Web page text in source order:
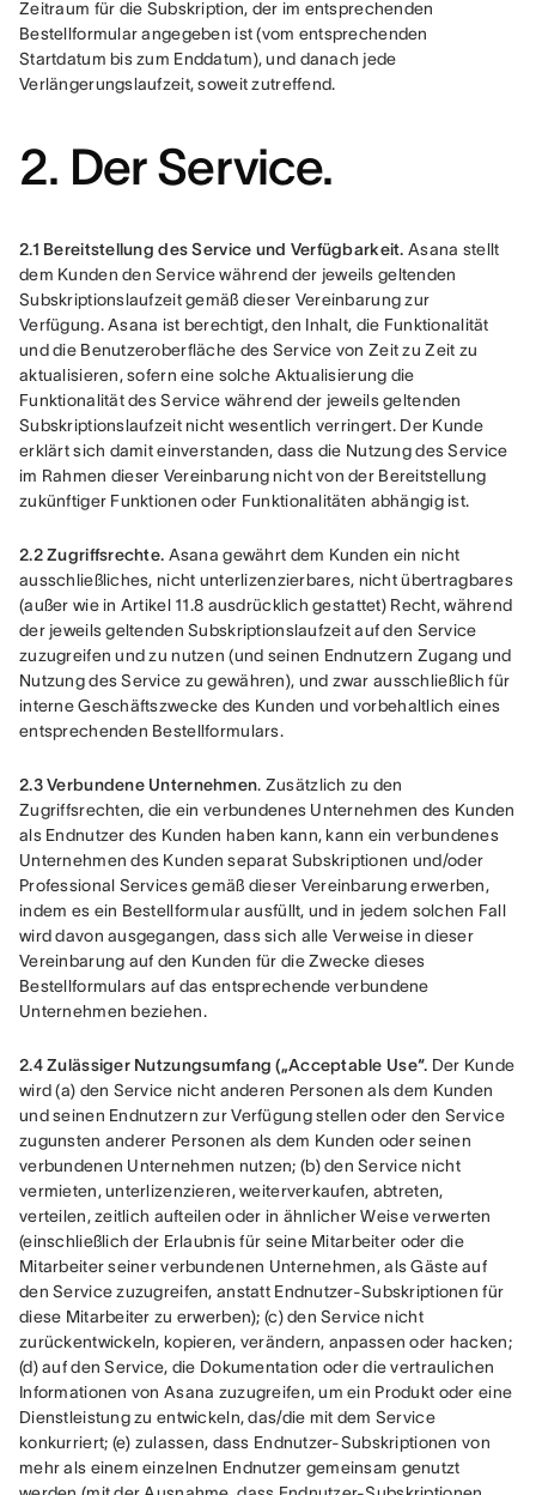
Zeitraum für die Subskription, der im entsprechenden
Bestellformular angegeben ist (vom entsprechenden
Startdatum bis zum Enddatum), und danach jede
Verlängerungslaufzeit, soweit zutreffend.
2. Der Service.
2.1 Bereitstellung des Service und Verfügbarkeit. Asana stellt
dem Kunden den Service während der jeweils geltenden
Subskriptionslaufzeit gemäß dieser Vereinbarung zur
Verfügung. Asana ist berechtigt, den Inhalt, die Funktionalität
und die Benutzeroberfläche des Service von Zeit zu Zeit zu
aktualisieren, sofern eine solche Aktualisierung die
Funktionalität des Service während der jeweils geltenden
Subskriptionslaufzeit nicht wesentlich verringert. Der Kunde
erklärt sich damit einverstanden, dass die Nutzung des Service
im Rahmen dieser Vereinbarung nicht von der Bereitstellung
zukünftiger Funktionen oder Funktionalitäten abhängig ist.
2.2 Zugriffsrechte. Asana gewährt dem Kunden ein nicht
ausschließliches, nicht unterlizenzierbares, nicht übertragbares
(außer wie in Artikel 11.8 ausdrücklich gestattet) Recht, während
der jeweils geltenden Subskriptionslaufzeit auf den Service
zuzugreifen und zu nutzen (und seinen Endnutzern Zugang und
Nutzung des Service zu gewähren), und zwar ausschließlich für
interne Geschäftszwecke des Kunden und vorbehaltlich eines
entsprechenden Bestellformulars.
2.3 Verbundene Unternehmen. Zusätzlich zu den
Zugriffsrechten, die ein verbundenes Unternehmen des Kunden
als Endnutzer des Kunden haben kann, kann ein verbundenes
Unternehmen des Kunden separat Subskriptionen und/oder
Professional Services gemäß dieser Vereinbarung erwerben,
indem es ein Bestellformular ausfüllt, und in jedem solchen Fall
wird davon ausgegangen, dass sich alle Verweise in dieser
Vereinbarung auf den Kunden für die Zwecke dieses
Bestellformulars auf das entsprechende verbundene
Unternehmen beziehen.
2.4 Zulässiger Nutzungsumfang („Acceptable Use“. Der Kunde
wird (a) den Service nicht anderen Personen als dem Kunden
und seinen Endnutzern zur Verfügung stellen oder den Service
zugunsten anderer Personen als dem Kunden oder seinen
verbundenen Unternehmen nutzen; (b) den Service nicht
vermieten, unterlizenzieren, weiterverkaufen, abtreten,
verteilen, zeitlich aufteilen oder in ähnlicher Weise verwerten
(einschließlich der Erlaubnis für seine Mitarbeiter oder die
Mitarbeiter seiner verbundenen Unternehmen, als Gäste auf
den Service zuzugreifen, anstatt Endnutzer-Subskriptionen für
diese Mitarbeiter zu erwerben); (c) den Service nicht
zurückentwickeln, kopieren, verändern, anpassen oder hacken;
(d) auf den Service, die Dokumentation oder die vertraulichen
Informationen von Asana zuzugreifen, um ein Produkt oder eine
Dienstleistung zu entwickeln, das/die mit dem Service
konkurriert; (e) zulassen, dass Endnutzer-Subskriptionen von
mehr als einem einzelnen Endnutzer gemeinsam genutzt